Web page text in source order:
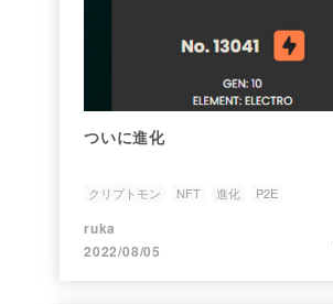
ついに進化
クリプトモン NFT 進化 P2E
ruka
2022/08/05